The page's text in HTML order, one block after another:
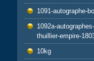
1091-autographe-
1092a-
thuillier-empire-
10kg